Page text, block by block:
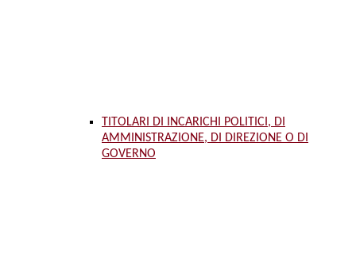
TITOLARI DI INCARICHI POLITICI, DI
AMMINISTRAZIONE, DI DIREZIONE O DI
GOVERNO